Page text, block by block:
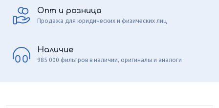
Опт и розница
Продажа для юридических и физических лиц
Наличие
985 000 фильтров в наличии, оригиналы и аналоги